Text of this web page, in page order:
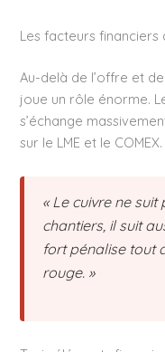
Les facteurs
Au-delà de l’offre et
joue un rôle énorme.
s’échange
sur le LME et le COMEX.
« Le cuivre ne
chantiers, il suit
fort pénalise tout
rouge. »